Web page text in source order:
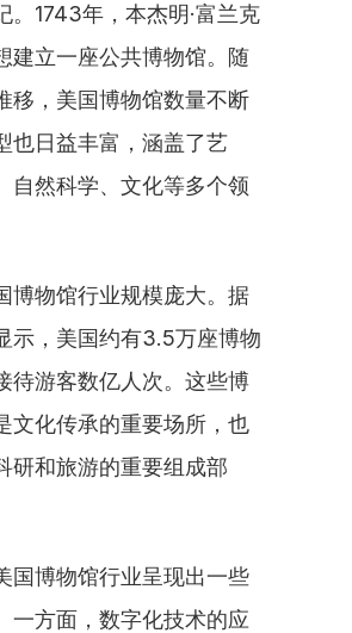
。1743年，本杰明·富兰克
建立一座公共博物馆。随
移，美国博物馆数量不断
也日益丰富，涵盖了艺
自然科学、文化等多个领
博物馆行业规模庞大。据
示，美国约有3.5万座博物
待游客数亿人次。这些博
文化传承的重要场所，也
研和旅游的重要组成部
国博物馆行业呈现出一些
一方面，数字化技术的应